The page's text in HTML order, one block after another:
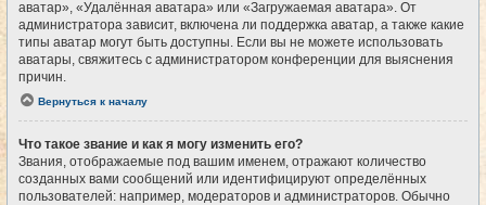
аватар», «Удалённая аватара» или «Загружаемая аватара». От
администратора зависит, включена ли поддержка аватар, а также какие
типы аватар могут быть доступны. Если вы не можете использовать
аватары, свяжитесь с администратором конференции для выяснения
причин.
Вернуться к началу
Что такое звание и как я могу изменить его?
Звания, отображаемые под вашим именем, отражают количество
созданных вами сообщений или идентифицируют определённых
пользователей: например, модераторов и администраторов. Обычно